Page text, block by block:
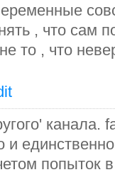
, что сам
то , что
канала.
и
попыток